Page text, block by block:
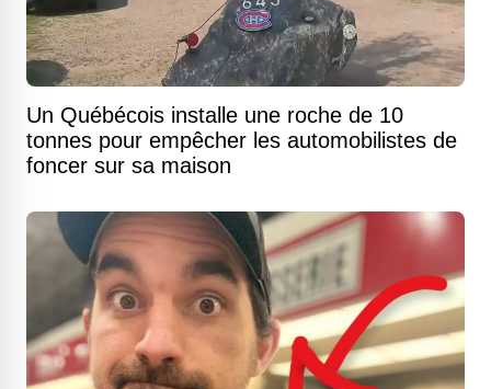
Un Québécois installe une roche de 10
tonnes pour empêcher les automobilistes de
foncer sur sa maison